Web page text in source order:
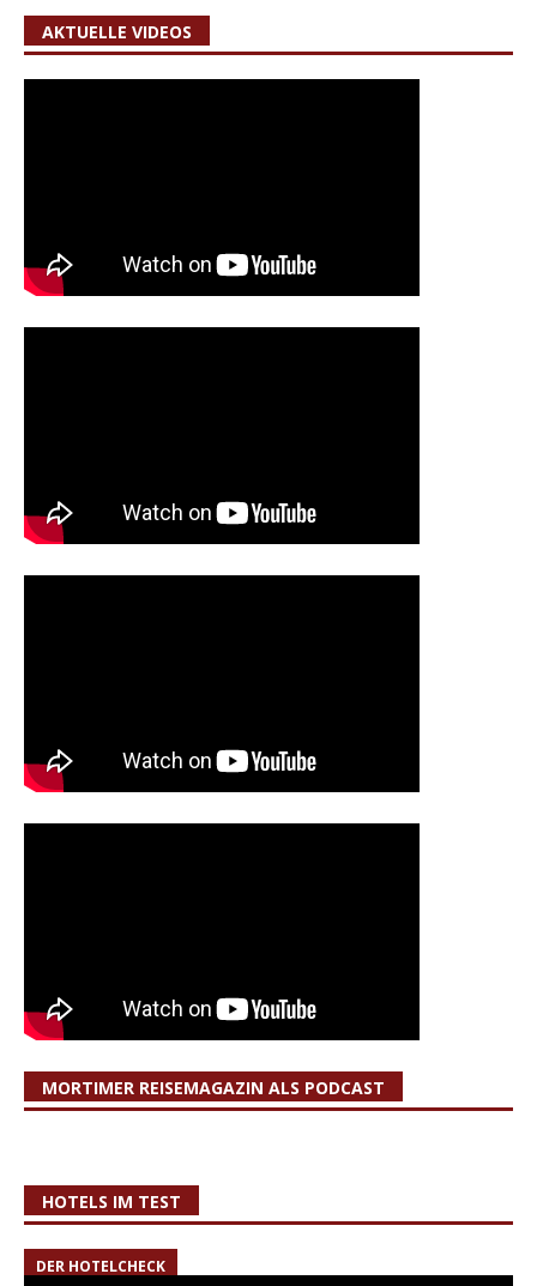
AKTUELLE VIDEOS
MORTIMER REISEMAGAZIN ALS PODCAST
HOTELS IM TEST
DER HOTELCHECK